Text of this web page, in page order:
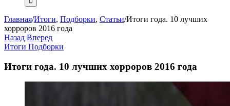
Главная/Итоги, Подборки, Статьи/Итоги года. 10 лучших
хорроров 2016 года
Назад Вперед
Итоги Подборки
Итоги года. 10 лучших хорроров 2016 года